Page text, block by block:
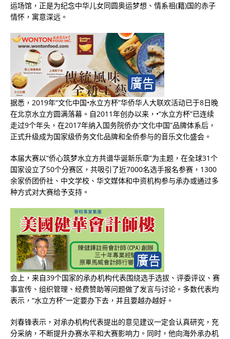
运场馆，正是为纪念中华儿女同圆奥运梦想、情系祖(籍)国的赤子
情怀，寓意深远。
据悉，2019年“文化中国•水立方杯”华侨华人大联欢活动已于8日晚
在北京水立方圆满落幕。自2011年创办以来，•“水立方杯”已连续
走过9个年头，在2017年纳入国务院侨办“文化中国”品牌体系后，
正式升级成为国家级侨务文化品牌和全侨参与的音乐文化盛会。
本届大赛以“侨心筑梦水立方共谱华诞新乐章”为主题，在全球31个
国家设立了50个分赛区，共吸引了近7000名选手报名参赛，1300
余家侨团侨社、中文学校、华文媒体和中资机构参与承办或通过多
种方式对大赛给予支持。
会上，来自39个国家的承办机构代表围绕选手选拔、评委评议、赛
事宣传、组织管理、经费赞助等问题做了发言与讨论。多数代表均
表示，“水立方杯”一定要办下去，并且要越办越好。
刘春锋表示，对承办机构代表提出的意见建议一定会认真研究，充
分采纳，不断提升办赛水平和大赛影响力。同时，他向海外承办机